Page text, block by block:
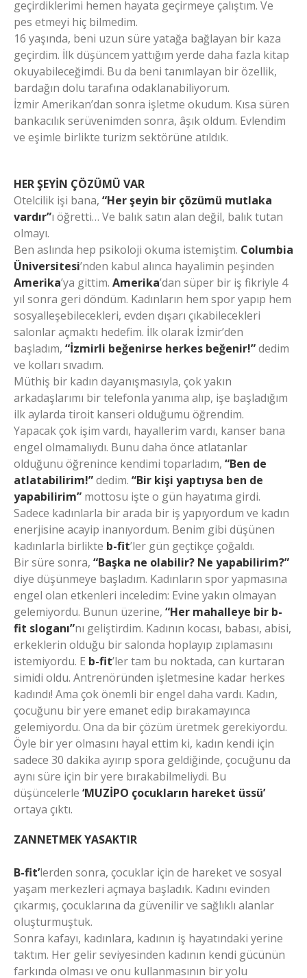
geçirdiklerimi hemen hayata geçirmeye çalıştım. Ve
pes etmeyi hiç bilmedim.
16 yaşında, beni uzun süre yatağa bağlayan bir kaza
geçirdim. İlk düşüncem yattığım yerde daha fazla kitap
okuyabileceğimdi. Bu da beni tanımlayan bir özellik,
bardağın dolu tarafına odaklanabiliyorum.
İzmir Amerikan’dan sonra işletme okudum. Kısa süren
bankacılık serüvenimden sonra, âşık oldum. Evlendim
ve eşimle birlikte turizm sektörüne atıldık.
HER ŞEYİN ÇÖZÜMÜ VAR
Otelcilik işi bana, “Her şeyin bir çözümü mutlaka
vardır”ı öğretti… Ve balık satın alan değil, balık tutan
olmayı.
Ben aslında hep psikoloji okuma istemiştim. Columbia
Üniversitesi’nden kabul alınca hayalimin peşinden
Amerika’ya gittim. Amerika’dan süper bir iş fikriyle 4
yıl sonra geri döndüm. Kadınların hem spor yapıp hem
sosyalleşebilecekleri, evden dışarı çıkabilecekleri
salonlar açmaktı hedefim. İlk olarak İzmir’den
başladım, “İzmirli beğenirse herkes beğenir!”dedim
ve kolları sıvadım.
Müthiş bir kadın dayanışmasıyla, çok yakın
arkadaşlarımı bir telefonla yanıma alıp, işe başladığım
ilk aylarda tiroit kanseri olduğumu öğrendim.
Yapacak çok işim vardı, hayallerim vardı, kanser bana
engel olmamalıydı. Bunu daha önce atlatanlar
olduğunu öğrenince kendimi toparladım, “Ben de
atlatabilirim!”dedim. “Bir kişi yaptıysa ben de
yapabilirim” mottosu işte o gün hayatıma girdi.
Sadece kadınlarla bir arada bir iş yapıyordum ve kadın
enerjisine acayip inanıyordum. Benim gibi düşünen
kadınlarla birlikte b-fit’ler gün geçtikçe çoğaldı.
Bir süre sonra, “Başka ne olabilir? Ne yapabilirim?”
diye düşünmeye başladım. Kadınların spor yapmasına
engel olan etkenleri inceledim: Evine yakın olmayan
gelemiyordu. Bunun üzerine, “Her mahalleye bir b-
fit sloganı”nı geliştirdim. Kadının kocası, babası, abisi,
erkeklerin olduğu bir salonda hoplayıp zıplamasını
istemiyordu. E b-fit’ler tam bu noktada, can kurtaran
simidi oldu. Antrenöründen işletmesine kadar herkes
kadındı! Ama çok önemli bir engel daha vardı. Kadın,
çocuğunu bir yere emanet edip bırakamayınca
gelemiyordu. Ona da bir çözüm üretmek gerekiyordu.
Öyle bir yer olmasını hayal ettim ki, kadın kendi için
sadece 30 dakika ayırıp spora geldiğinde, çocuğunu da
aynı süre için bir yere bırakabilmeliydi. Bu
düşüncelerle ‘MUZİPO çocukların hareket üssü’
ortaya çıktı.
ZANNETMEK YASAKTIR
B-fit’lerden sonra, çocuklar için de hareket ve sosyal
yaşam merkezleri açmaya başladık. Kadını evinden
çıkarmış, çocuklarına da güvenilir ve sağlıklı alanlar
oluşturmuştuk.
Sonra kafayı, kadınlara, kadının iş hayatındaki yerine
taktım. Her gelir seviyesinden kadının kendi gücünün
farkında olması ve onu kullanmasının bir yolu